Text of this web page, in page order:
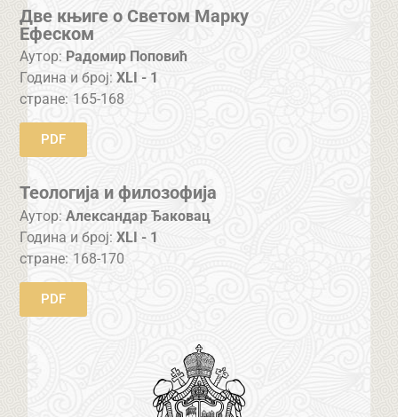
Две књиге о Светом Марку
Ефеском
Аутор: Радомир Поповић
Година и број:XLI - 1
стране: 165-168
PDF
Теологија и филозофија
Аутор: Александар Ђаковац
Година и број:XLI - 1
стране: 168-170
PDF